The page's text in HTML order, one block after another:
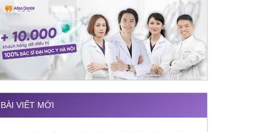
BÀI VIẾT MỚI